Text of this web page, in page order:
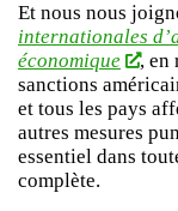
Et nous nous
internationales
économique
, en
sanctions
et tous les pays
autres mesures
essentiel dans
complète.